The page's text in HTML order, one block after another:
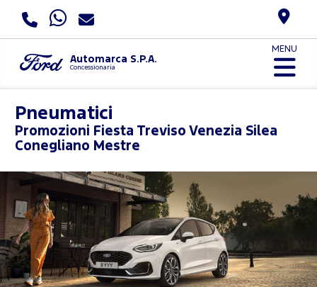
Automarca S.P.A.
Concessionaria
MENU
Pneumatici
Promozioni Fiesta Treviso Venezia Silea
Conegliano Mestre